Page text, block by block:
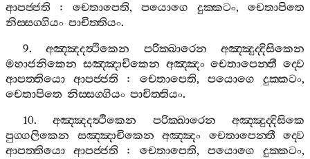
ආපජ‍්ජති : චෙතාපෙති, පයොගෙ දුක‍්කටං, චෙතාපිතෙ
නිස‍්සග‍්ගියං පාචිත‍්තියං.
9.අඤ‍්ඤදත්‍ථිකෙන පරික‍්ඛාරෙන
අඤ‍්ඤුද‍්දිසිකෙන
මහාජනිකෙන සඤ‍්ඤාචිකෙන අඤ‍්ඤං චෙතාපෙන‍්තී ද‍්වෙ
ආපත‍්තියො
ආපජ‍්ජති : චෙතාපෙති, පයොගෙ දුක‍්කටං,
චෙතාපිතෙ නිස‍්සග‍්ගියං පාචිත‍්තියං.
10.අඤ‍්ඤදත්‍ථිකෙන පරික‍්ඛාරෙන
අඤ‍්ඤුද‍්දිසිකෙ
පුග‍්ගලිකෙන
සඤ‍්ඤාචිකෙන අඤ‍්ඤං චෙතාපෙන‍්තී
ද‍්වෙ
ආපත‍්තියො
ආපජ‍්ජති : චෙතාපෙති, පයොගෙ දුක‍්කටං,